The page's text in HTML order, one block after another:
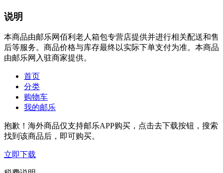
说明
本商品由邮乐网佰利老人箱包专营店提供并进行相关配送和售
后等服务。商品价格与库存最终以实际下单支付为准。本商品
由邮乐网入驻商家提供。
首页
分类
购物车
我的邮乐
抱歉！海外商品仅支持邮乐APP购买，点击去下载按钮，搜索
找到该商品后，即可购买。
立即下载